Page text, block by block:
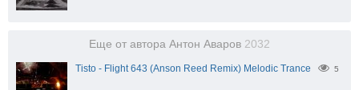
Еще от автора Антон Аваров 2032
Tisto - Flight 643 (Anson Reed Remix) Melodic Trance 5